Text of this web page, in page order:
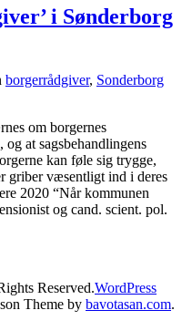
i Sønderborg
borgerrådgiver, Sonderborg
om borgernes
at sagsbehandlingens
kan føle sig trygge,
griber væsentligt ind i deres
2020 “Når kommunen
og cand. scient. pol.
Reserved.
Theme by bavotasan.com.
WordPress